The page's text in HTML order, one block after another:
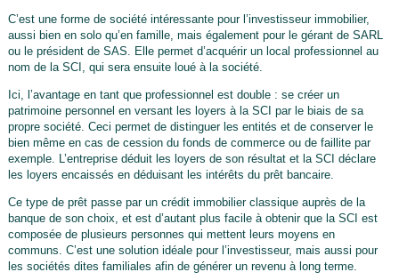
C’est une forme de société intéressante pour l’investisseur immobilier,
aussi bien en solo qu’en famille, mais également pour le gérant de SARL
ou le président de SAS. Elle permet d’acquérir un local professionnel au
nom de la SCI, qui sera ensuite loué à la société.
Ici, l’avantage en tant que professionnel est double : se créer un
patrimoine personnel en versant les loyers à la SCI par le biais de sa
propre société. Ceci permet de distinguer les entités et de conserver le
bien même en cas de cession du fonds de commerce ou de faillite par
exemple. L’entreprise déduit les loyers de son résultat et la SCI déclare
les loyers encaissés en déduisant les intérêts du prêt bancaire.
Ce type de prêt passe par un crédit immobilier classique auprès de la
banque de son choix, et est d’autant plus facile à obtenir que la SCI est
composée de plusieurs personnes qui mettent leurs moyens en
communs. C’est une solution idéale pour l’investisseur, mais aussi pour
les sociétés dites familiales afin de générer un revenu à long terme.